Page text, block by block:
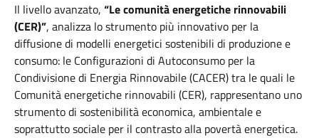
Il livello avanzato, “Le comunità energetiche rinnovabili
(CER)”, analizza lo strumento più innovativo per la
diffusione di modelli energetici sostenibili di produzione e
consumo: le Configurazioni di Autoconsumo per la
Condivisione di Energia Rinnovabile (CACER) tra le quali le
Comunità energetiche rinnovabili (CER), rappresentano uno
strumento di sostenibilità economica, ambientale e
soprattutto sociale per il contrasto alla povertà energetica.